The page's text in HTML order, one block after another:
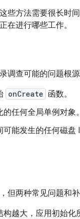
些方法需要很长时
在进行哪些工作。
调查可能的问题根源
onCreate 函数。
任何全局单例对象。
可能发生的任何磁盘
但两种常见问题和
越大，应用初始化